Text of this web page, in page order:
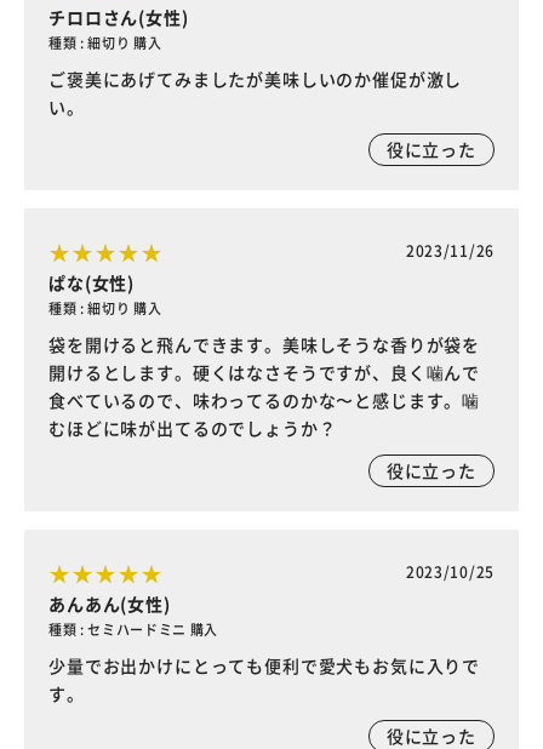
チロロさん(女性)
種類 : 細切り 購入
ご褒美にあげてみましたが美味しいのか催促が激し
い。
役に立った
2023/11/26
ぱな(女性)
種類 : 細切り 購入
袋を開けると飛んできます。美味しそうな香りが袋を
開けるとします。硬くはなさそうですが、良く噛んで
食べているので、味わってるのかな〜と感じます。噛
むほどに味が出てるのでしょうか？
役に立った
2023/10/25
あんあん(女性)
種類 : セミハードミニ 購入
少量でお出かけにとっても便利で愛犬もお気に入りで
す。
役に立った